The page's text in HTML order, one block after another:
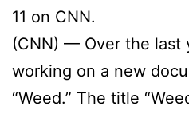
11 on CNN.
(CNN) — Over the last
working on a new
“Weed.” The title